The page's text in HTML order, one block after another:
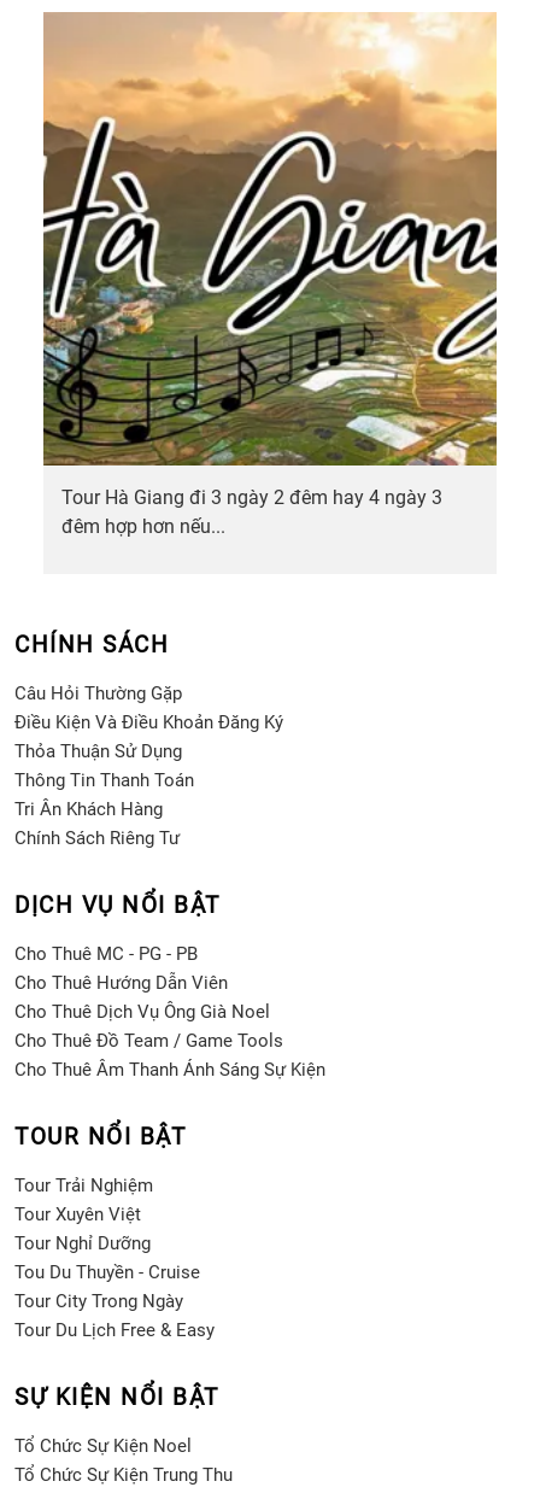
Tour Hà Giang đi 3 ngày 2 đêm hay 4 ngày 3
đêm hợp hơn nếu...
CHÍNH SÁCH
Câu Hỏi Thường Gặp
Điều Kiện Và Điều Khoản Đăng Ký
Thỏa Thuận Sử Dụng
Thông Tin Thanh Toán
Tri Ân Khách Hàng
Chính Sách Riêng Tư
DỊCH VỤ NỔI BẬT
Cho Thuê MC - PG - PB
Cho Thuê Hướng Dẫn Viên
Cho Thuê Dịch Vụ Ông Già Noel
Cho Thuê Đồ Team / Game Tools
Cho Thuê Âm Thanh Ánh Sáng Sự Kiện
TOUR NỔI BẬT
Tour Trải Nghiệm
Tour Xuyên Việt
Tour Nghỉ Dưỡng
Tou Du Thuyền - Cruise
Tour City Trong Ngày
Tour Du Lịch Free & Easy
SỰ KIỆN NỔI BẬT
Tổ Chức Sự Kiện Noel
Tổ Chức Sự Kiện Trung Thu